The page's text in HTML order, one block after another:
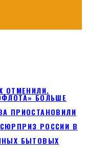
ОТМЕНИЛИ.
БОЛЬШЕ
ПРИОСТАНОВИЛИ
РОССИИ В
БЫТОВЫХ